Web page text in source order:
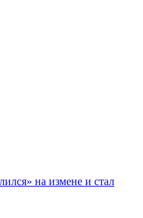
на измене и стал